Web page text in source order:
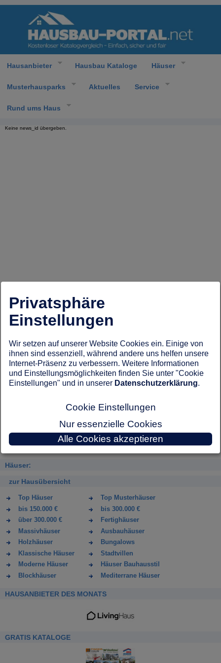
Hausanbieter Hausbau Kataloge Häuser
Musterhausparks Aktuelles Service
Rund ums Haus
Keine news_id übergeben.
Häuser:
zur Hausübersicht
Top Häuser
Top Musterhäuser
bis 150.000 €
bis 300.000 €
über 300.000 €
Fertighäuser
Massivhäuser
Ausbauhäuser
Holzhäuser
Bungalows
Klassische Häuser
Stadtvillen
Moderne Häuser
Häuser Bauhausstil
Blockhäuser
Mediterrane Häuser
HAUSANBIETER DES MONATS
GRATIS KATALOGE
Privatsphäre
Einstellungen
Wir setzen auf unserer Website Cookies ein. Einige von
ihnen sind essenziell, während andere uns helfen unsere
Internet-Präsenz zu verbessern. Weitere Informationen
und Einstellungsmöglichkeiten finden Sie unter "Cookie
Einstellungen" und in unserer Datenschutzerklärung.
Cookie Einstellungen
Nur essenzielle Cookies
Alle Cookies akzeptieren